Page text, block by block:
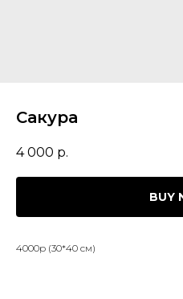
Сакура
4 000 р.
BUY
4000р (30*40 см)